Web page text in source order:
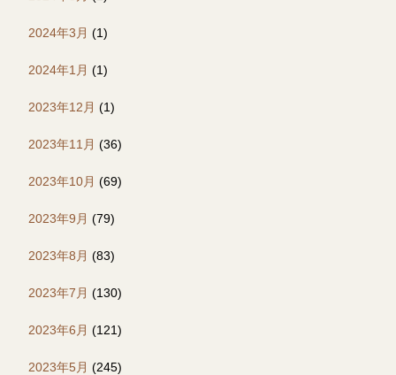
2024年3月 (1)
2024年1月 (1)
2023年12月 (1)
2023年11月 (36)
2023年10月 (69)
2023年9月 (79)
2023年8月 (83)
2023年7月 (130)
2023年6月 (121)
2023年5月 (245)